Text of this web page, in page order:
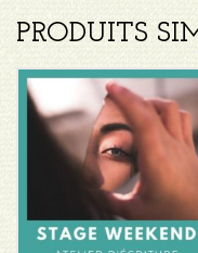
PRODUITS